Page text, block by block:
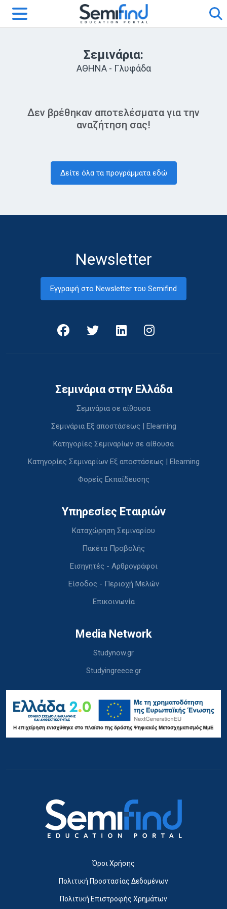
Σεμινάρια:
ΑΘΗΝΑ - Γλυφάδα
Δεν βρέθηκαν αποτελέσματα για την
αναζήτηση σας!
Δείτε όλα τα προγράμματα εδώ
Newsletter
Εγγραφή στο Newsletter του Semifind
Σεμινάρια στην Ελλάδα
Σεμινάρια σε αίθουσα
Σεμινάρια Εξ αποστάσεως | Elearning
Κατηγορίες Σεμιναρίων σε αίθουσα
Κατηγορίες Σεμιναρίων Εξ αποστάσεως | Elearning
Φορείς Εκπαίδευσης
Υπηρεσίες Εταιριών
Καταχώρηση Σεμιναρίου
Πακέτα Προβολής
Εισηγητές - Αρθρογράφοι
Είσοδος - Περιοχή Μελών
Επικοινωνία
Media Network
Studynow.gr
Studyingreece.gr
Όροι Χρήσης
Πολιτική Προστασίας Δεδομένων
Πολιτική Επιστροφής Χρημάτων